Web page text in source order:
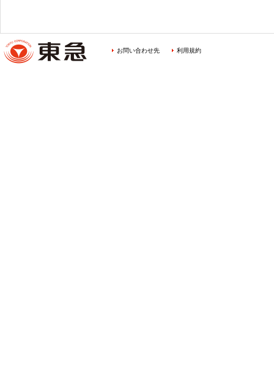
お問い合わせ先 利用規約